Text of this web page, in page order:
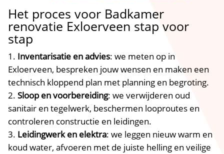
Het proces voor Badkamer
renovatie Exloerveen stap voor
stap
Inventarisatie en advies: we meten op in
Exloerveen, bespreken jouw wensen en maken een
technisch kloppend plan met planning en begroting.
Sloop en voorbereiding: we verwijderen oud
sanitair en tegelwerk, beschermen looproutes en
controleren constructie en leidingen.
Leidingwerk en elektra: we leggen nieuw warm en
koud water, afvoeren met de juiste helling en veilige